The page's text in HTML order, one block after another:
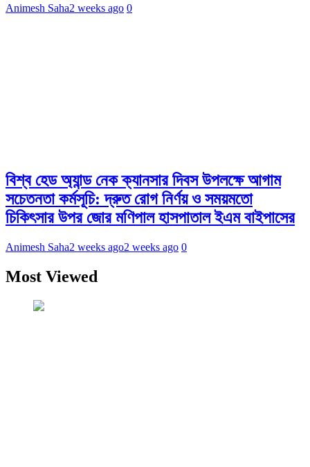
Animesh Saha2 weeks ago 0
বিশ্ব হেড অ্যান্ড নেক ক্যানসার দিবস উপলক্ষে আগাম
সচেতনতা কর্মসূচি: দ্রুত রোগ নির্ণয় ও সময়মতো
চিকিৎসার উপর জোর মণিপাল হাসপাতাল ইএম বাইপাসের
Animesh Saha2 weeks ago2 weeks ago 0
Most Viewed